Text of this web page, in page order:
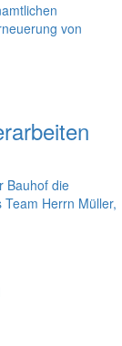
von
Bauhof die
Herrn Müller,